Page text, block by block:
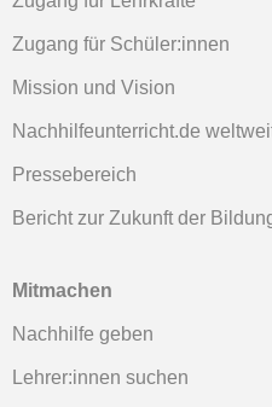
Zugang für Schüler:innen
Mission und Vision
Nachhilfeunterricht.de
Pressebereich
Bericht zur Zukunft der
Mitmachen
Nachhilfe geben
Lehrer:innen suchen